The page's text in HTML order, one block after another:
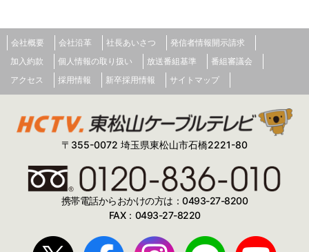
会社概要 会社沿革 社長あいさつ
発信者情報開示請求
加入約款
個人情報の取り扱い 放送番組基準
番組審議会
アクセス
採用情報 新卒採用情報 サイトマップ
〒355-0072 埼玉県東松山市石橋2221-80
携帯電話からおかけの方は：0493-27-8200
FAX：0493-27-8220